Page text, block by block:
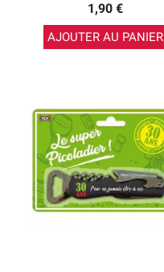
1,90 €
AJOUTER AU PANIER